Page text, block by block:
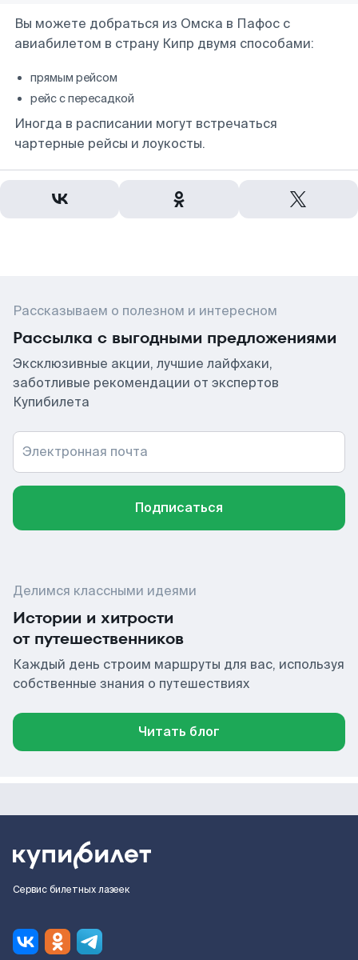
Вы можете добраться из Омска в Пафос с
авиабилетом в страну Кипр двумя способами:
прямым рейсом
рейс с пересадкой
Иногда в расписании могут встречаться
чартерные рейсы и лоукосты.
Рассказываем о полезном и интересном
Рассылка с выгодными предложениями
Эксклюзивные акции, лучшие лайфхаки,
заботливые рекомендации от экспертов
Купибилета
Электронная почта
Подписаться
Делимся классными идеями
Истории и хитрости
от путешественников
Каждый день строим маршруты для вас, используя
собственные знания о путешествиях
Читать блог
Сервис билетных лазеек